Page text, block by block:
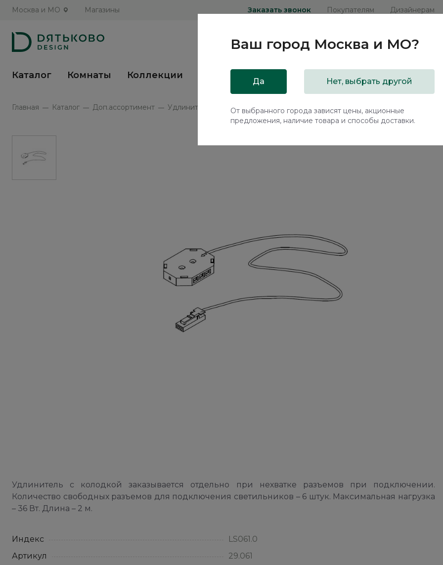
Москва и МО Магазины Заказать звонок Покупателям Дизайнерам
Каталог Комнаты Коллекции Распродажа
Главная Каталог Доп.ассортимент Удлинитель с колодкой LS061.0
Удлинитель с колодкой заказывается отдельно при нехватке разъемов при подключении.
Количество свободных разъемов для подключения светильников – 6 штук. Максимальная нагрузка
– 36 Вт. Длина – 2 м.
Индекс
LS061.0
Артикул
29.061
Ваш город Москва и МО?
Да Нет, выбрать другой
От выбранного города зависят цены, акционные
предложения, наличие товара и способы доставки.